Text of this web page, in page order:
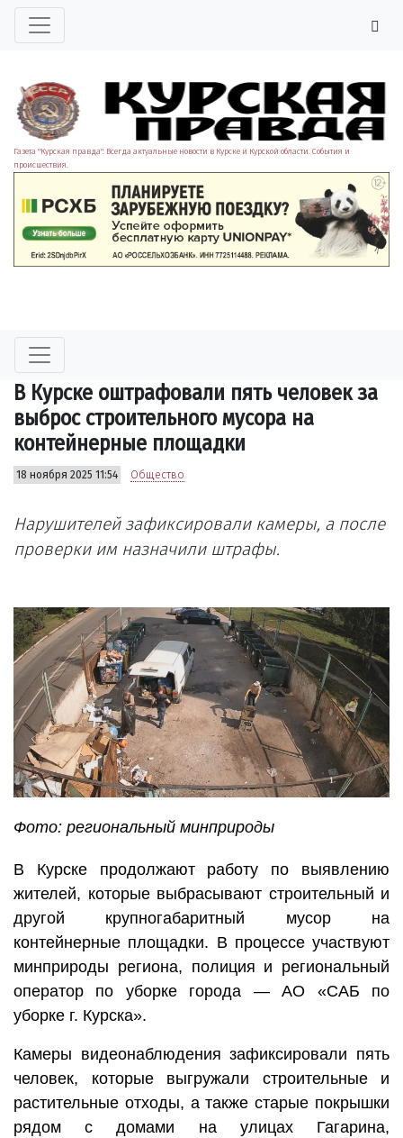
Газета "Курская правда". Всегда актуальные новости в Курске и Курской области. События и
происшествия.
В Курске оштрафовали пять человек за
выброс строительного мусора на
контейнерные площадки
18 ноября 2025 11:54 Общество
Нарушителей зафиксировали камеры, а после
проверки им назначили штрафы.
Фото: региональный минприроды
В Курске продолжают работу по выявлению
жителей, которые выбрасывают строительный и
другой крупногабаритный мусор на
контейнерные площадки. В процессе участвуют
минприроды региона, полиция и региональный
оператор по уборке города — АО «САБ по
уборке г. Курска».
Камеры видеонаблюдения зафиксировали пять
человек, которые выгружали строительные и
растительные отходы, а также старые покрышки
рядом с домами на улицах Гагарина,